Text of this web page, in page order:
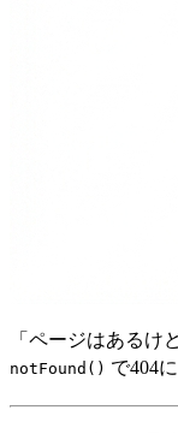
「ページはあるけど
notFound() で404